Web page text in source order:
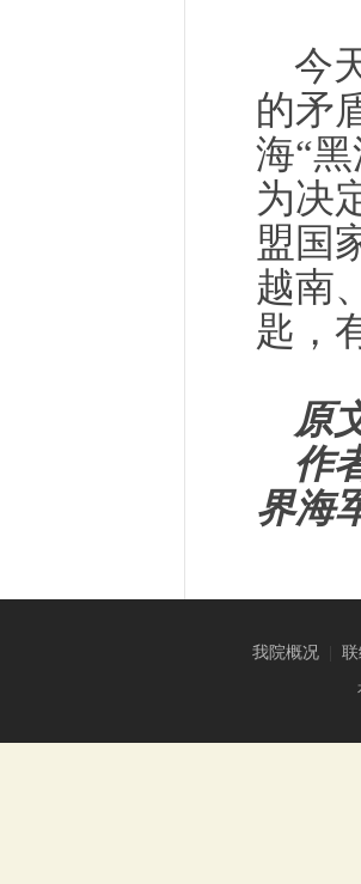
今
的矛
海“
为决
盟国
越南
匙，
原
作
界海
我院概况